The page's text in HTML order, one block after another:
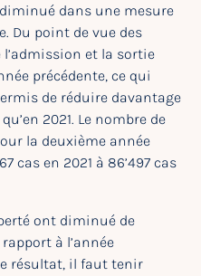
dans une mesure
Du point de vue des
et la sortie
précédente, ce qui
de réduire davantage
2021. Le nombre de
la deuxième année
cas en 2021 à 86’497 cas
ont diminué de
à l’année
résultat, il faut tenir